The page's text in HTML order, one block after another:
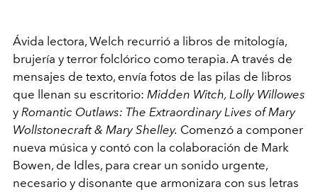
Ávida lectora, Welch recurrió a libros de mitología,
brujería y terror folclórico como terapia. A través de
mensajes de texto, envía fotos de las pilas de libros
que llenan su escritorio: Midden Witch, Lolly Willowes
y Romantic Outlaws: The Extraordinary Lives of Mary
Wollstonecraft & Mary Shelley. Comenzó a componer
nueva música y contó con la colaboración de Mark
Bowen, de Idles, para crear un sonido urgente,
necesario y disonante que armonizara con sus letras